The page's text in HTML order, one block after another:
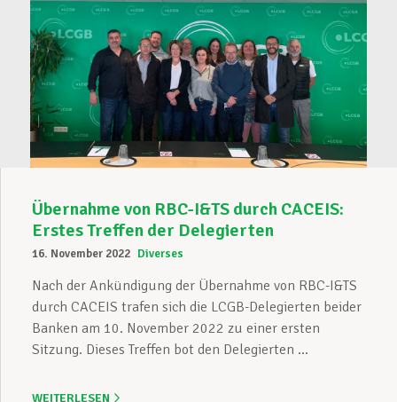
Übernahme von RBC-I&TS durch CACEIS:
Erstes Treffen der Delegierten
16. November 2022 Diverses
Nach der Ankündigung der Übernahme von RBC-I&TS
durch CACEIS trafen sich die LCGB-Delegierten beider
Banken am 10. November 2022 zu einer ersten
Sitzung. Dieses Treffen bot den Delegierten ...
WEITERLESEN